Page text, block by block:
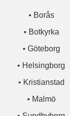
• Borås
• Botkyrka
• Göteborg
• Helsingborg
• Kristianstad
• Malmö